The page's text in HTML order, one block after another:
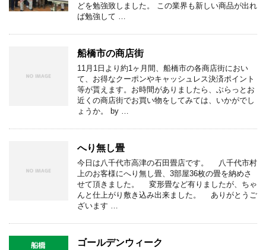
どを勉強致しました。 この業界も新しい商品が出れ
ば勉強して …
船橋市の商店街
11月1日より約1ヶ月間、船橋市の各商店街におい
て、お得なクーポンやキャッシュレス決済ポイント
等が貰えます。お時間がありましたら、ぶらっとお
近くの商店街でお買い物をしてみては、いかがでし
ょうか。 by …
へり無し畳
今日は八千代市高津の石田畳店です。 八千代市村
上のお客様にへり無し畳、3部屋36枚の畳を納めさ
せて頂きました。 変形畳など有りましたが、ちゃ
んと仕上がり敷き込み出来ました。 ありがとうご
ざいます …
ゴールデンウィーク